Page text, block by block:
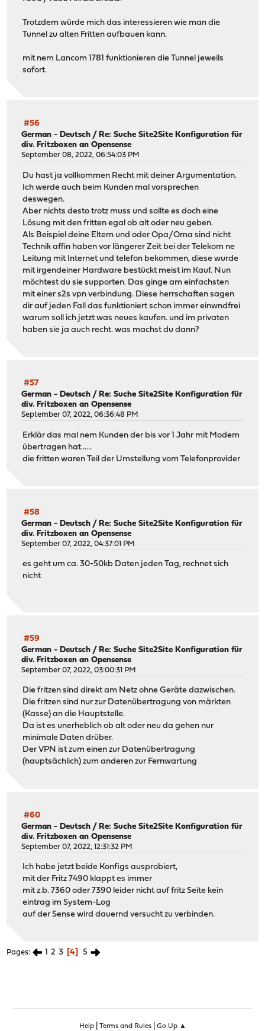
Trotzdem würde mich das interessieren wie man die
Tunnel zu alten Fritten aufbauen kann.
mit nem Lancom 1781 funktionieren die Tunnel jeweils
sofort.
#56
German - Deutsch /Re: Suche Site2Site Konfiguration für
div. Fritzboxen an Opensense
September 08, 2022, 06:54:03 PM
Du hast ja vollkommen Recht mit deiner Argumentation.
Ich werde auch beim Kunden mal vorsprechen
deswegen.
Aber nichts desto trotz muss und sollte es doch eine
Lösung mit den fritten egal ob alt oder neu geben.
Als Beispiel deine Eltern und oder Opa/Oma sind nicht
Technik affin haben vor längerer Zeit bei der Telekom ne
Leitung mit Internet und telefon bekommen, diese wurde
mit irgendeiner Hardware bestückt meist im Kauf. Nun
möchtest du sie supporten. Das ginge am einfachsten
mit einer s2s vpn verbindung. Diese herrschaften sagen
dir auf jeden Fall das funktioniert schon immer einwndfrei
warum soll ich jetzt was neues kaufen. und im privaten
haben sie ja auch recht. was machst du dann?
#57
German - Deutsch /Re: Suche Site2Site Konfiguration für
div. Fritzboxen an Opensense
September 07, 2022, 06:36:48 PM
Erklär das mal nem Kunden der bis vor 1 Jahr mit Modem
übertragen hat......
die fritten waren Teil der Umstellung vom Telefonprovider
#58
German - Deutsch / Re: Suche Site2Site Konfiguration für
div. Fritzboxen an Opensense
September 07, 2022, 04:37:01 PM
es geht um ca. 30-50kb Daten jeden Tag, rechnet sich
nicht
#59
German - Deutsch / Re: Suche Site2Site Konfiguration für
div. Fritzboxen an Opensense
September 07, 2022, 03:00:31 PM
Die fritzen sind direkt am Netz ohne Geräte dazwischen.
Die fritzen sind nur zur Datenübertragung von märkten
(Kasse) an die Hauptstelle.
Da ist es unerheblich ob alt oder neu da gehen nur
minimale Daten drüber.
Der VPN ist zum einen zur Datenübertragung
(hauptsächlich) zum anderen zur Fernwartung
#60
German - Deutsch / Re: Suche Site2Site Konfiguration für
div. Fritzboxen an Opensense
September 07, 2022, 12:31:32 PM
Ich habe jetzt beide Konfigs ausprobiert,
mit der Fritz 7490 klappt es immer
mit z.b. 7360 oder 7390 leider nicht auf fritz Seite kein
eintrag im System-Log
auf der Sense wird dauernd versucht zu verbinden.
Pages 1 2 3 4 5
Help| Terms and Rules| Go Up ▲